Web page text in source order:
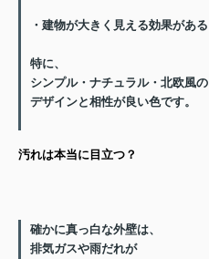
・建物が大きく見える効果がある
特に、
シンプル・ナチュラル・北欧風の
デザインと相性が良い色です。
汚れは本当に目立つ？
確かに真っ白な外壁は、
排気ガスや雨だれが